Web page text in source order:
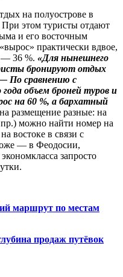
на полуострове в
этом туристы отдают
и его восточным
практически вдвое,
— 36 %. «Для нынешнего
бронируют отдых
По сравнению с
объем броней туров и
на 60 %, а бархатный
размещение разные: на
можно найти номер на
востоке в связи с
— в Феодосии,
запросто
маршрут по местам
продаж путёвок